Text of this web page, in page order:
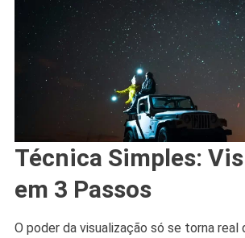
Técnica Simples:
em 3 Passos
O poder da visualização só se torna real